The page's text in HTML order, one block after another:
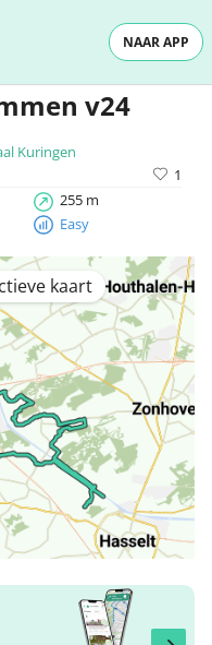
NAAR APP
v24
Kuringen
1
255 m
Easy
kaart